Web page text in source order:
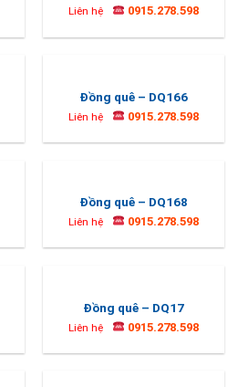
Liên hệ 0915.278.598
Đồng quê – DQ166
Liên hệ 0915.278.598
Đồng quê – DQ168
Liên hệ 0915.278.598
Đồng quê – DQ17
Liên hệ 0915.278.598